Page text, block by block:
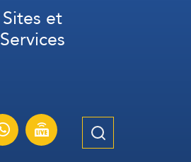
Sites et
Services